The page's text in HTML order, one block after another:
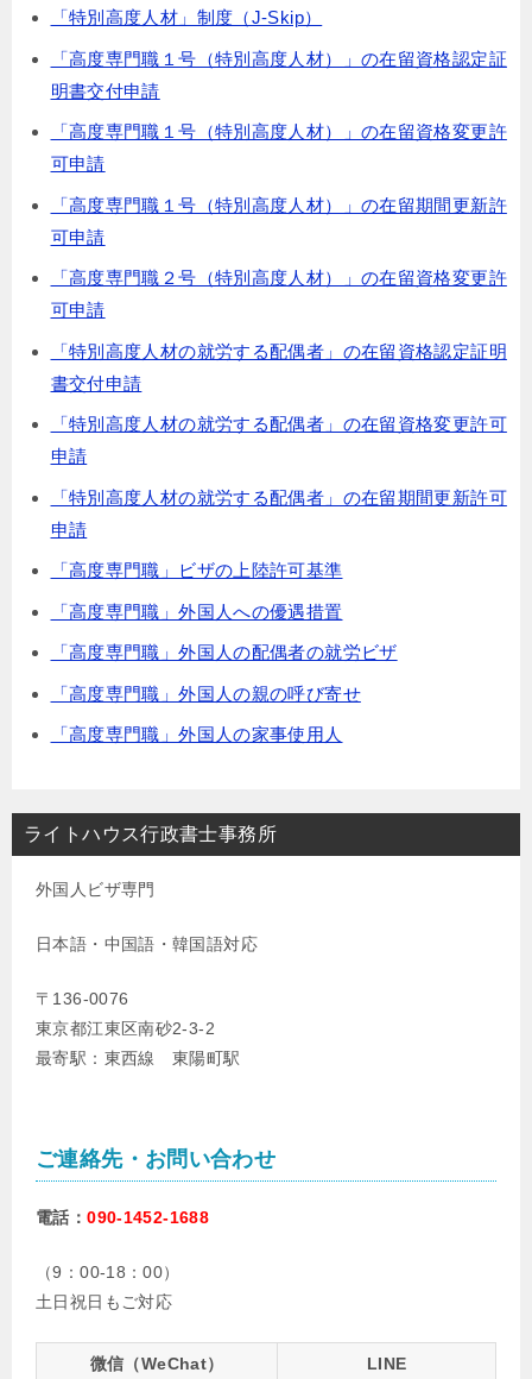
「特別高度人材」制度（J-Skip）
「高度専門職１号（特別高度人材）」の在留資格認定証
明書交付申請
「高度専門職１号（特別高度人材）」の在留資格変更許
可申請
「高度専門職１号（特別高度人材）」の在留期間更新許
可申請
「高度専門職２号（特別高度人材）」の在留資格変更許
可申請
「特別高度人材の就労する配偶者」の在留資格認定証明
書交付申請
「特別高度人材の就労する配偶者」の在留資格変更許可
申請
「特別高度人材の就労する配偶者」の在留期間更新許可
申請
「高度専門職」ビザの上陸許可基準
「高度専門職」外国人への優遇措置
「高度専門職」外国人の配偶者の就労ビザ
「高度専門職」外国人の親の呼び寄せ
「高度専門職」外国人の家事使用人
ライトハウス行政書士事務所
外国人ビザ専門
日本語・中国語・韓国語対応
〒136-0076
東京都江東区南砂2-3-2
最寄駅：東西線 東陽町駅
ご連絡先・お問い合わせ
電話：090-1452-1688
（9：00-18：00）
土日祝日もご対応
微信（WeChat）
LINE